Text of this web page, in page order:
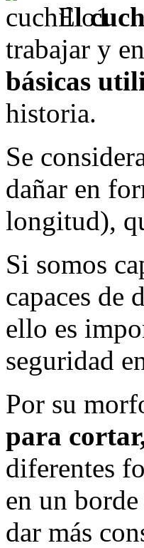
El
trabajar y
básicas
historia.
Se
dañar en
longitud),
Si somos
capaces de
ello es
seguridad
Por su
para
diferentes
en un
dar más